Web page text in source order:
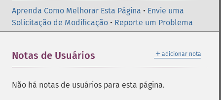
Aprenda Como Melhorar Esta Página • Envie uma
Solicitação de Modificação • Reporte um Problema
＋ adicionar nota
Notas de Usuários
Não há notas de usuários para esta página.